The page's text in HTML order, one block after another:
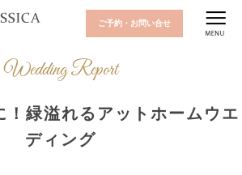
ご予約・お問い合せ
Wedding Report
！緑溢れるアットホームウエ
ディング